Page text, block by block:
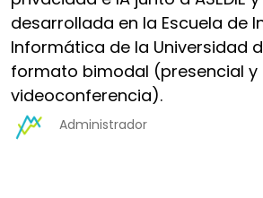
desarrollada en la Escuela de
Informática de la Universidad
formato bimodal (presencial y
videoconferencia).
Administrador